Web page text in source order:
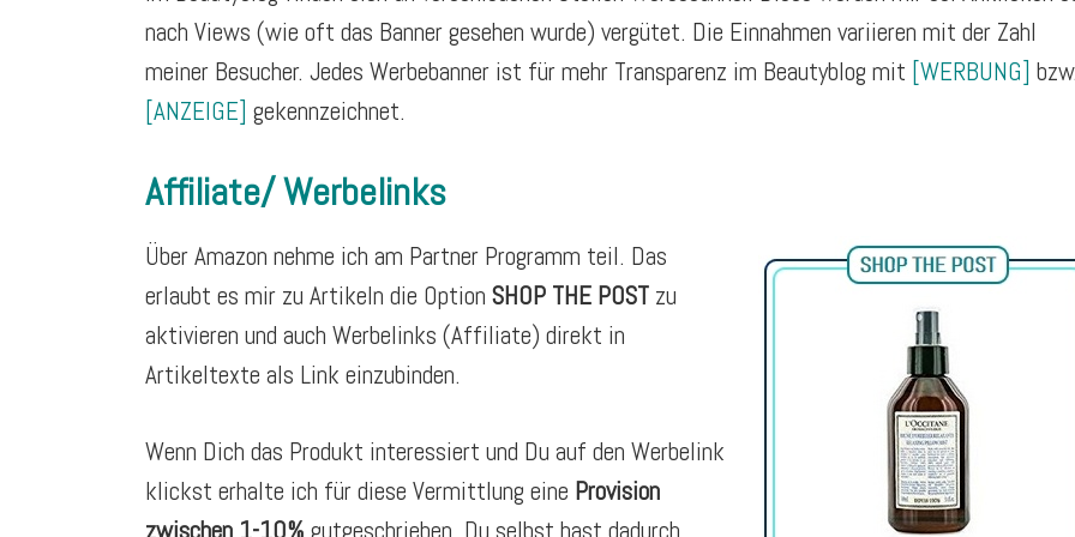
nach Views (wie oft das Banner gesehen wurde) vergütet. Die Einnahmen variieren mit der Zahl
meiner Besucher. Jedes Werbebanner ist für mehr Transparenz im Beautyblog mit [WERBUNG]
[ANZEIGE] gekennzeichnet.
Affiliate/ Werbelinks
Über Amazon nehme ich am Partner Programm teil. Das
erlaubt es mir zu Artikeln die Option SHOP THE POST zu
aktivieren und auch Werbelinks (Affiliate) direkt in
Artikeltexte als Link einzubinden.
Wenn Dich das Produkt interessiert und Du auf den Werbelink
klickst erhalte ich für diese Vermittlung eine Provision
zwischen 1-10% gutgeschrieben. Du selbst hast dadurch